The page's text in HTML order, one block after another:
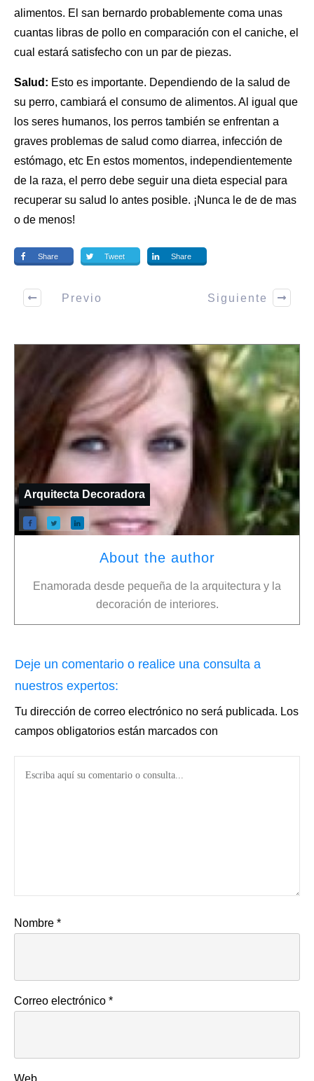
alimentos. El san bernardo probablemente coma unas
cuantas libras de pollo en comparación con el caniche, el
cual estará satisfecho con un par de piezas.
Salud: Esto es importante. Dependiendo de la salud de
su perro, cambiará el consumo de alimentos. Al igual que
los seres humanos, los perros también se enfrentan a
graves problemas de salud como diarrea, infección de
estómago, etc En estos momentos, independientemente
de la raza, el perro debe seguir una dieta especial para
recuperar su salud lo antes posible. ¡Nunca le de de mas
o de menos!
Share Tweet Share
Previo Siguiente
Arquitecta Decoradora
About the author
Enamorada desde pequeña de la arquitectura y la
decoración de interiores.
Deje un comentario o realice una consulta a
nuestros expertos:
Tu dirección de correo electrónico no será publicada. Los
campos obligatorios están marcados con
Nombre *
Correo electrónico *
Web